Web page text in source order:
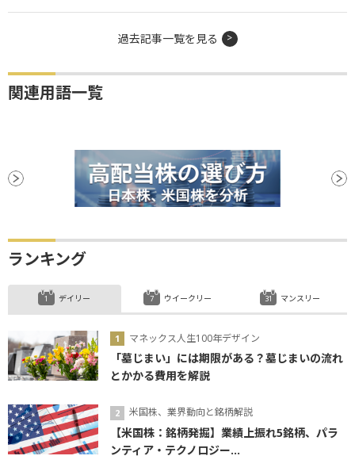
過去記事一覧を見る
関連用語一覧
ランキング
デイリー
マネックス人生100年デザイン
「墓じまい」には期限がある？墓じまいの流れ
とかかる費用を解説
米国株、業界動向と銘柄解説
【米国株：銘柄発掘】業績上振れ5銘柄、パラ
ンティア・テクノロジー...
ウイークリー マンスリー